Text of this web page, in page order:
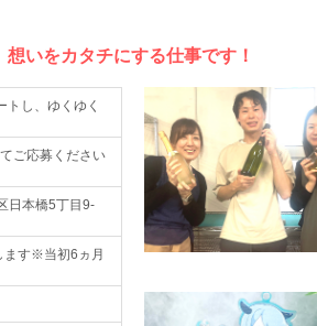
いをカタチにする仕事です！
し、ゆくゆく
ご応募ください
日本橋5丁目9‐
ます※当初6ヵ月